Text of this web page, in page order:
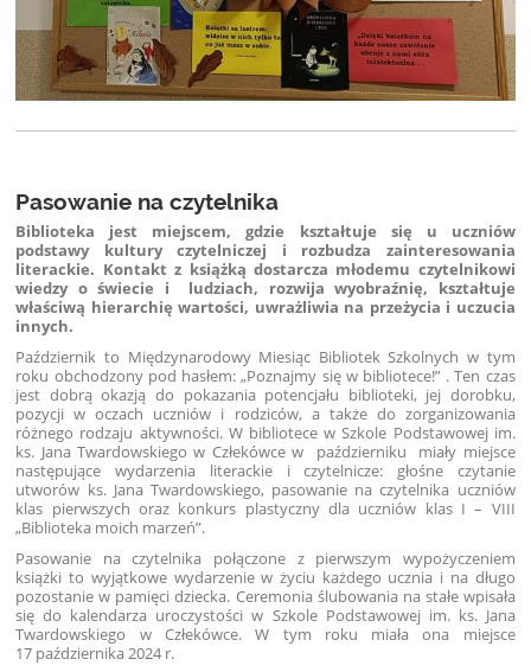
Pasowanie na czytelnika
Biblioteka jest miejscem, gdzie kształtuje się u uczniów
podstawy kultury czytelniczej i rozbudza zainteresowania
literackie. Kontakt z książką dostarcza młodemu czytelnikowi
wiedzy o świecie i ludziach, rozwija wyobraźnię, kształtuje
właściwą hierarchię wartości, uwrażliwia na przeżycia i uczucia
innych.
Październik to Międzynarodowy Miesiąc Bibliotek Szkolnych w tym
roku obchodzony pod hasłem: „Poznajmy się w bibliotece!” . Ten czas
jest dobrą okazją do pokazania potencjału biblioteki, jej dorobku,
pozycji w oczach uczniów i rodziców, a także do zorganizowania
różnego rodzaju aktywności. W bibliotece w Szkole Podstawowej im.
ks. Jana Twardowskiego w Człekówce w październiku miały miejsce
następujące wydarzenia literackie i czytelnicze: głośne czytanie
utworów ks. Jana Twardowskiego, pasowanie na czytelnika uczniów
klas pierwszych oraz konkurs plastyczny dla uczniów klas I – VIII
„Biblioteka moich marzeń”.
Pasowanie na czytelnika połączone z pierwszym wypożyczeniem
książki to wyjątkowe wydarzenie w życiu każdego ucznia i na długo
pozostanie w pamięci dziecka. Ceremonia ślubowania na stałe wpisała
się do kalendarza uroczystości w Szkole Podstawowej im. ks. Jana
Twardowskiego w Człekówce. W tym roku miała ona miejsce
17 października 2024 r.